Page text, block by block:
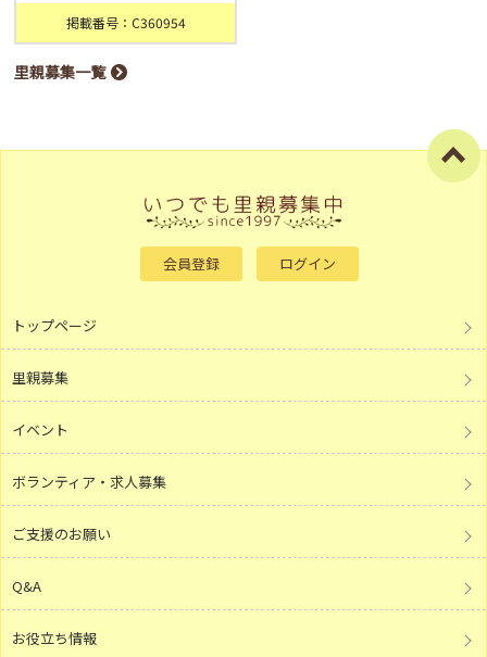
掲載番号：C360954
里親募集一覧
会員登録 ログイン
トップページ
里親募集
イベント
ボランティア・求人募集
ご支援のお願い
Q&A
お役立ち情報